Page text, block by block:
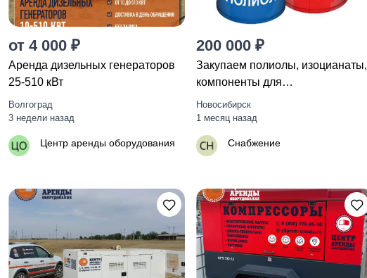
от 4 000 ₽
Аренда дизельных генераторов
25-510 кВт
Волгоград
3 недели назад
Центр аренды оборудования
200 000 ₽
Закупаем полиолы, изоцианаты,
компоненты для
пенополиуретана (ППУ)
Новосибирск
1 месяц назад
Снабжение